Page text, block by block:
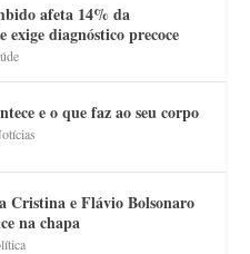
afeta 14% da
exige diagnóstico precoce
e o que faz ao seu corpo
Cristina e Flávio Bolsonaro
na chapa